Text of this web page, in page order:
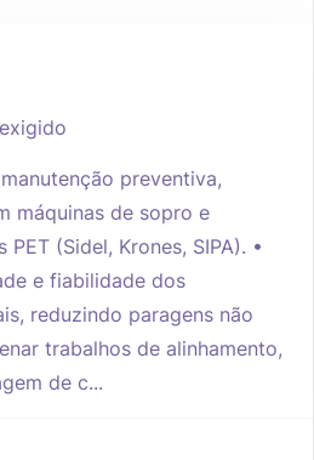
preventiva,
máquinas de sopro e
(Sidel, Krones, SIPA). •
e fiabilidade dos
reduzindo paragens não
trabalhos de alinhamento,
de c...